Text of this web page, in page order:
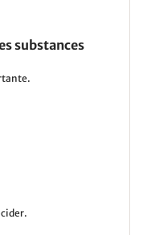
substances